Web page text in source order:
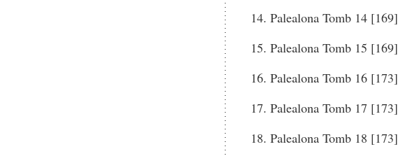
Palealona Tomb 14 [169]
Palealona Tomb 15 [169]
Palealona Tomb 16 [173]
Palealona Tomb 17 [173]
Palealona Tomb 18 [173]